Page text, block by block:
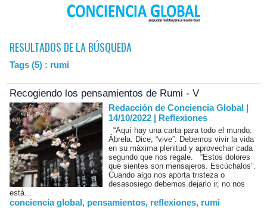
RESULTADOS DE LA BÚSQUEDA
Tags (5) : rumi
Recogiendo los pensamientos de Rumi - V
Redacción de Conciencia Global |
14/10/2022 | Reflexiones
“Aquí hay una carta para todo el mundo.
Ábrela. Dice; “vive”. Debemos vivir la vida
en su máxima plenitud y aprovechar cada
segundo que nos regale. “Estos dolores
que sientes son mensajeros. Escúchalos”.
Cuando algo nos aporta tristeza o
desasosiego debemos dejarlo ir, no nos
está...
conciencia global, pensamientos, reflexiones, rumi